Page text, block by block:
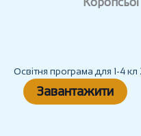
Освітня програма для 1-4
Завантажити